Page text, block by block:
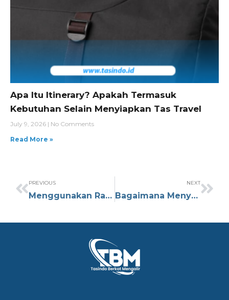
Apa Itu Itinerary? Apakah Termasuk
Kebutuhan Selain Menyiapkan Tas Travel
July 9, 2026
No Comments
Read More »
PREVIOUS
Menggunakan Ransel dengan Baik: Etika di Pesawat yang Perlu Anda Tahu
NEXT
Bagaimana Menyusun Perlengkapan dalam Carrier Gunung